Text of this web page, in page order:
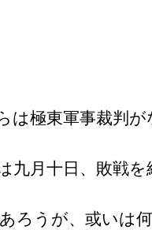
は極東軍事裁判
九月十日、敗戦
ろうが、或いは